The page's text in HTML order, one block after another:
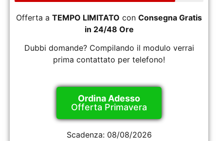
Offerta a TEMPO LIMITATO con Consegna Gratis
in 24/48 Ore
Dubbi domande? Compilando il modulo verrai
prima contattato per telefono!
Ordina Adesso
Offerta Primavera
Scadenza: 08/08/2026